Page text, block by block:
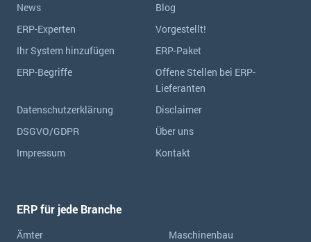
News
Blog
ERP-Experten
Vorgestellt!
Ihr System hinzufügen
ERP-Paket
ERP-Begriffe
Offene Stellen bei ERP-
Lieferanten
Datenschutzerklärung
Disclaimer
DSGVO/GDPR
Über uns
Impressum
Kontakt
ERP für jede Branche
Ämter
Maschinenbau